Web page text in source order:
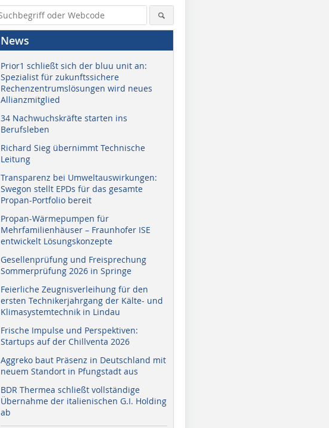
News
Prior1 schließt sich der bluu unit an:
Spezialist für zukunftssichere
Rechenzentrumslösungen wird neues
Allianzmitglied
34 Nachwuchskräfte starten ins
Berufsleben
Richard Sieg übernimmt Technische
Leitung
Transparenz bei Umweltauswirkungen:
Swegon stellt EPDs für das gesamte
Propan-Portfolio bereit
Propan-Wärmepumpen für
Mehrfamilienhäuser – Fraunhofer ISE
entwickelt Lösungskonzepte
Gesellenprüfung und Freisprechung
Sommerprüfung 2026 in Springe
Feierliche Zeugnisverleihung für den
ersten Technikerjahrgang der Kälte- und
Klimasystemtechnik in Lindau
Frische Impulse und Perspektiven:
Startups auf der Chillventa 2026
Aggreko baut Präsenz in Deutschland mit
neuem Standort in Pfungstadt aus
BDR Thermea schließt vollständige
Übernahme der italienischen G.I. Holding
ab